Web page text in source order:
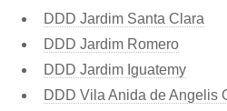
DDD Jardim Santa Clara
DDD Jardim Romero
DDD Jardim Iguatemy
DDD Vila Anida de Angelis